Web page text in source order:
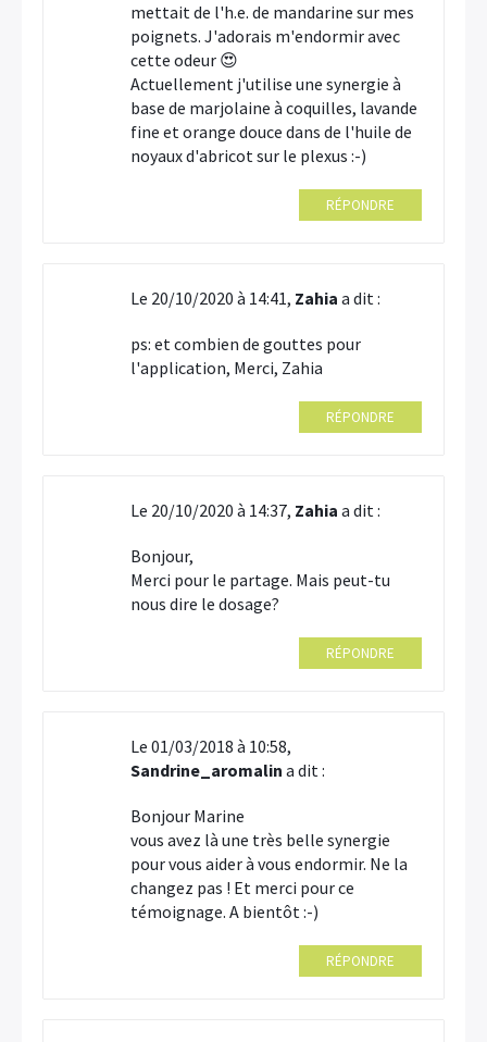
mettait de l'h.e. de mandarine sur mes
poignets. J'adorais m'endormir avec
cette odeur 😍
Actuellement j'utilise une synergie à
base de marjolaine à coquilles, lavande
fine et orange douce dans de l'huile de
noyaux d'abricot sur le plexus :-)
RÉPONDRE
Le 20/10/2020 à 14:41, Zahia a dit :
ps: et combien de gouttes pour
l'application, Merci, Zahia
RÉPONDRE
Le 20/10/2020 à 14:37, Zahia a dit :
Bonjour,
Merci pour le partage. Mais peut-tu
nous dire le dosage?
RÉPONDRE
Le 01/03/2018 à 10:58,
Sandrine_aromalin a dit :
Bonjour Marine
vous avez là une très belle synergie
pour vous aider à vous endormir. Ne la
changez pas ! Et merci pour ce
témoignage. A bientôt :-)
RÉPONDRE